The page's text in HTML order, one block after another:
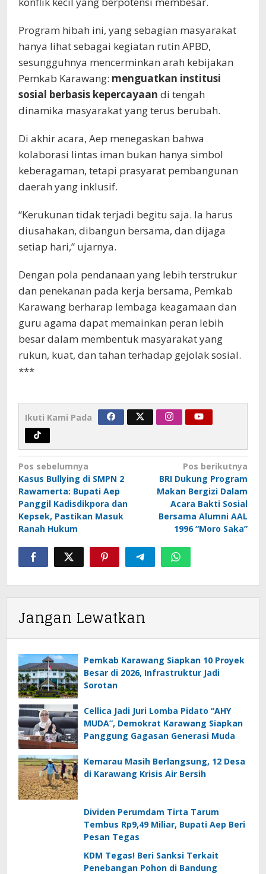
Program hibah ini, yang sebagian masyarakat
hanya lihat sebagai kegiatan rutin APBD,
sesungguhnya mencerminkan arah kebijakan
Pemkab Karawang: menguatkan institusi
sosial berbasis kepercayaan di tengah
dinamika masyarakat yang terus berubah.
Di akhir acara, Aep menegaskan bahwa
kolaborasi lintas iman bukan hanya simbol
keberagaman, tetapi prasyarat pembangunan
daerah yang inklusif.
“Kerukunan tidak terjadi begitu saja. Ia harus
diusahakan, dibangun bersama, dan dijaga
setiap hari,” ujarnya.
Dengan pola pendanaan yang lebih terstrukur
dan penekanan pada kerja bersama, Pemkab
Karawang berharap lembaga keagamaan dan
guru agama dapat memainkan peran lebih
besar dalam membentuk masyarakat yang
rukun, kuat, dan tahan terhadap gejolak sosial.
***
Ikuti Kami Pada
Navigasi
pos
Pos sebelumnya
Kasus Bullying di SMPN 2
Rawamerta: Bupati Aep
Panggil Kadisdikpora dan
Kepsek, Pastikan Masuk
Ranah Hukum
Pos berikutnya
BRI Dukung Program
Makan Bergizi Dalam
Acara Bakti Sosial
Bersama Alumni AAL
1996 “Moro Saka”
Jangan Lewatkan
Pemkab Karawang Siapkan 10 Proyek
Besar di 2026, Infrastruktur Jadi
Sorotan
Cellica Jadi Juri Lomba Pidato “AHY
MUDA”, Demokrat Karawang Siapkan
Panggung Gagasan Generasi Muda
Kemarau Masih Berlangsung, 12 Desa
di Karawang Krisis Air Bersih
Dividen Perumdam Tirta Tarum
Tembus Rp9,49 Miliar, Bupati Aep Beri
Pesan Tegas
KDM Tegas! Beri Sanksi Terkait
Penebangan Pohon di Bandung